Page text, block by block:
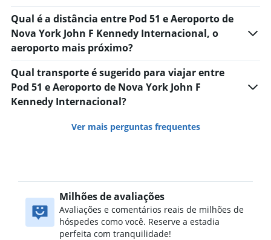
Qual é a distância entre Pod 51 e Aeroporto de
Nova York John F Kennedy Internacional, o
aeroporto mais próximo?
Qual transporte é sugerido para viajar entre
Pod 51 e Aeroporto de Nova York John F
Kennedy Internacional?
Ver mais perguntas frequentes
Milhões de avaliações
Avaliações e comentários reais de milhões de
hóspedes como você. Reserve a estadia
perfeita com tranquilidade!